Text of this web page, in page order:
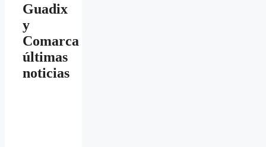
Guadix
y
Comarca
últimas
noticias